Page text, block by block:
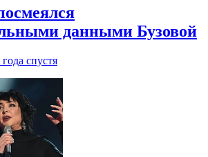
данными Бузовой
года спустя